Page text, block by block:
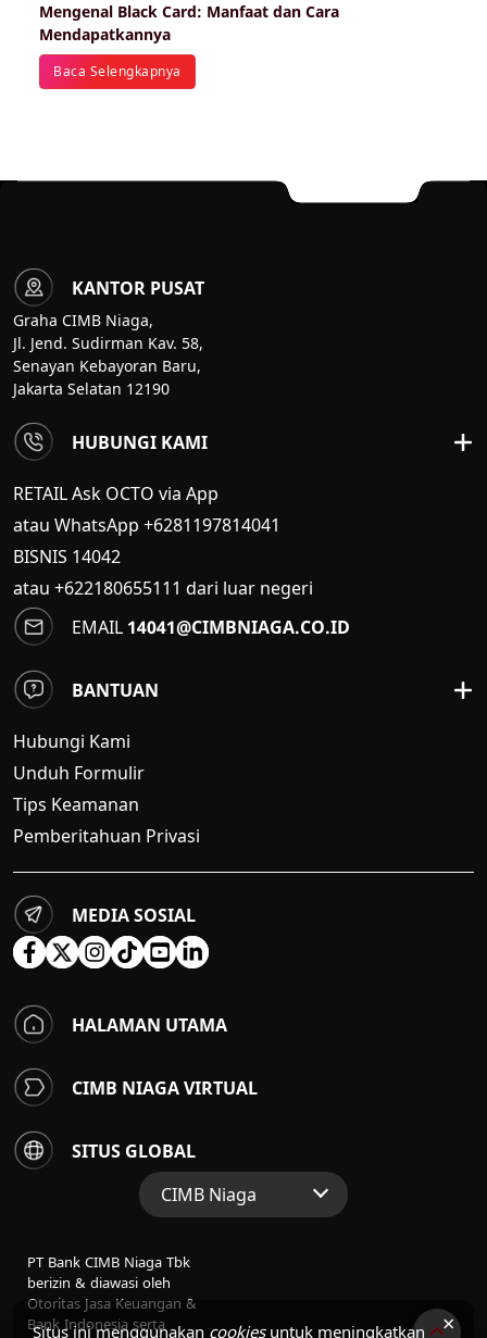
×
Situs ini menggunakan cookiesuntuk meningkatkan
Mengenal Black Card: Manfaat dan Cara
Mendapatkannya
Baca Selengkapnya
KANTOR PUSAT
Graha CIMB Niaga,
Jl. Jend. Sudirman Kav. 58,
Senayan Kebayoran Baru,
Jakarta Selatan 12190
HUBUNGI KAMI
RETAIL Ask OCTO via App
atau WhatsApp +6281197814041
BISNIS 14042
atau +622180655111 dari luar negeri
EMAIL 14041@CIMBNIAGA.CO.ID
BANTUAN
Hubungi Kami
Unduh Formulir
Tips Keamanan
Pemberitahuan Privasi
MEDIA SOSIAL
HALAMAN UTAMA
CIMB NIAGA VIRTUAL
SITUS GLOBAL
CIMB Niaga
Perbankan Konsumen
Perbankan Syariah
PT Bank CIMB Niaga Tbk
berizin & diawasi oleh
Otoritas Jasa Keuangan &
Bank Indonesia serta